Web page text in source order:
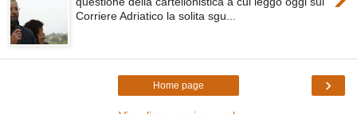
Corriere Adriatico la solita sgu...
›
Home page